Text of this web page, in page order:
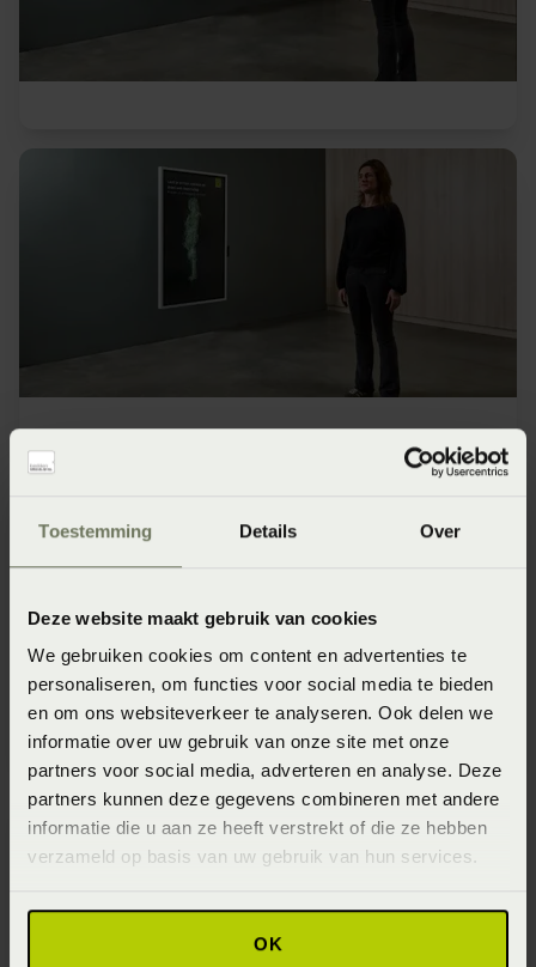
Toestemming Details Over
Deze website maakt gebruik van cookies
We gebruiken cookies om content en advertenties te
personaliseren, om functies voor social media te bieden
en om ons websiteverkeer te analyseren. Ook delen we
informatie over uw gebruik van onze site met onze
partners voor social media, adverteren en analyse. Deze
partners kunnen deze gegevens combineren met andere
informatie die u aan ze heeft verstrekt of die ze hebben
verzameld op basis van uw gebruik van hun services.
OK